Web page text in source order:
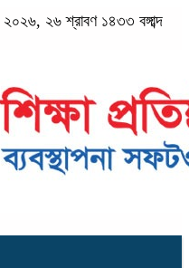
২৬ শ্রাবণ ১৪৩৩ বঙ্গাব্দ